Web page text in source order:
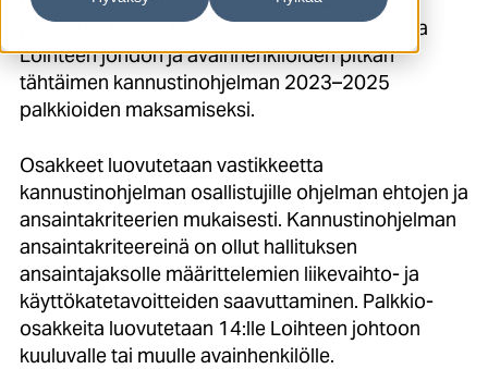
päättänyt laskea liikkeelle 7432 uutta osaketta
Loihteen johdon ja avainhenkilöiden pitkän
tähtäimen kannustinohjelman 2023–2025
palkkioiden maksamiseksi.
Osakkeet luovutetaan vastikkeetta
kannustinohjelman osallistujille ohjelman ehtojen ja
ansaintakriteerien mukaisesti. Kannustinohjelman
ansaintakriteereinä on ollut hallituksen
ansaintajaksolle määrittelemien liikevaihto- ja
käyttökatetavoitteiden saavuttaminen. Palkkio-
osakkeita luovutetaan 14:lle Loihteen johtoon
kuuluvalle tai muulle avainhenkilölle.